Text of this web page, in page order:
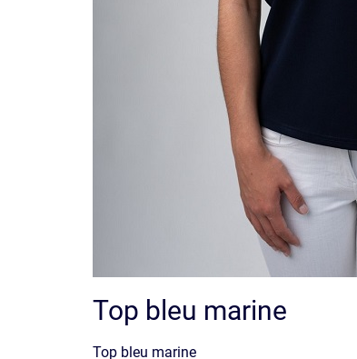
Top bleu marine
Top bleu marine